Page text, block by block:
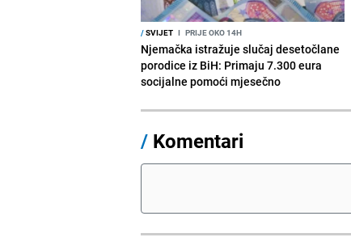
/SVIJET I PRIJE OKO 14H
Njemačka istražuje slučaj desetočlane
porodice iz BiH: Primaju 7.300 eura
socijalne pomoći mjesečno
/ Komentari